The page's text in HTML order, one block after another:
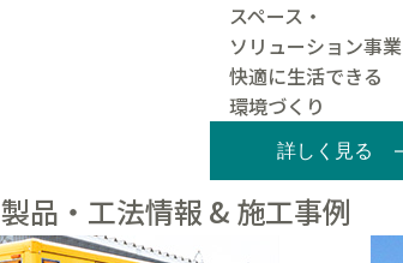
スペース・
ソリューション事業
快適に生活できる
環境づくり
詳しく見る
製品・工法情報 & 施工事例